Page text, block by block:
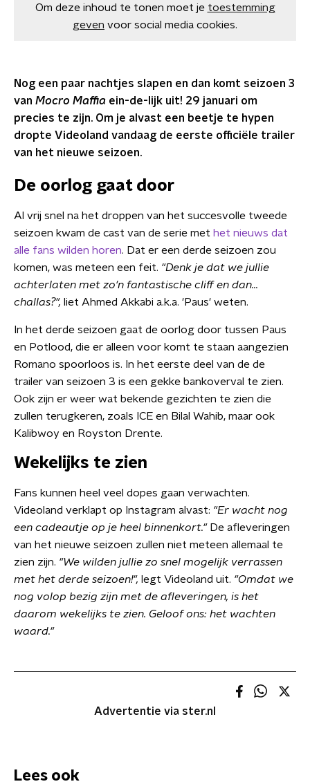
Om deze inhoud te tonen moet je toestemming
geven voor social media cookies.
Nog een paar nachtjes slapen en dan komt seizoen 3
van Mocro Maffia ein-de-lijk uit! 29 januari om
precies te zijn. Om je alvast een beetje te hypen
dropte Videoland vandaag de eerste officiële trailer
van het nieuwe seizoen.
De oorlog gaat door
Al vrij snel na het droppen van het succesvolle tweede
seizoen kwam de cast van de serie met het nieuws dat
alle fans wilden horen. Dat er een derde seizoen zou
komen, was meteen een feit. "Denk je dat we jullie
achterlaten met zo'n fantastische cliff en dan...
challas?", liet Ahmed Akkabi a.k.a. 'Paus' weten.
In het derde seizoen gaat de oorlog door tussen Paus
en Potlood, die er alleen voor komt te staan aangezien
Romano spoorloos is. In het eerste deel van de de
trailer van seizoen 3 is een gekke bankoverval te zien.
Ook zijn er weer wat bekende gezichten te zien die
zullen terugkeren, zoals ICE en Bilal Wahib, maar ook
Kalibwoy en Royston Drente.
Wekelijks te zien
Fans kunnen heel veel dopes gaan verwachten.
Videoland verklapt op Instagram alvast: "Er wacht nog
een cadeautje op je heel binnenkort."De afleveringen
van het nieuwe seizoen zullen niet meteen allemaal te
zien zijn. "We wilden jullie zo snel mogelijk verrassen
met het derde seizoen!", legt Videoland uit. "Omdat we
nog volop bezig zijn met de afleveringen, is het
daarom wekelijks te zien. Geloof ons: het wachten
waard."
Advertentie via ster.nl
Lees ook